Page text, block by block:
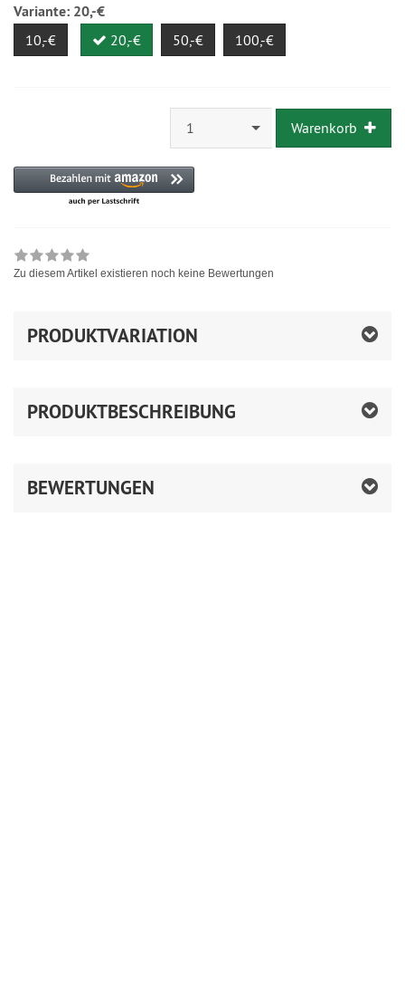
Variante: 20,-€
10,-€ 20,-€ 50,-€ 100,-€
1 Warenkorb
Zu diesem Artikel existieren noch keine Bewertungen
PRODUKTVARIATION
PRODUKTBESCHREIBUNG
BEWERTUNGEN